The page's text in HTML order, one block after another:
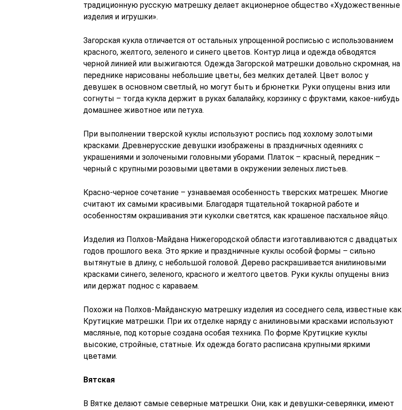
традиционную русскую матрешку делает акционерное общество «Художественные
изделия и игрушки».
Загорская кукла отличается от остальных упрощенной росписью с использованием
красного, желтого, зеленого и синего цветов. Контур лица и одежда обводятся
черной линией или выжигаются. Одежда Загорской матрешки довольно скромная, на
переднике нарисованы небольшие цветы, без мелких деталей. Цвет волос у
девушек в основном светлый, но могут быть и брюнетки. Руки опущены вниз или
согнуты – тогда кукла держит в руках балалайку, корзинку с фруктами, какое-нибудь
домашнее животное или петуха.
При выполнении тверской куклы используют роспись под хохлому золотыми
красками. Древнерусские девушки изображены в праздничных одеяниях с
украшениями и золочеными головными уборами. Платок – красный, передник –
черный с крупными розовыми цветами в окружении зеленых листьев.
Красно-черное сочетание – узнаваемая особенность тверских матрешек. Многие
считают их самыми красивыми. Благодаря тщательной токарной работе и
особенностям окрашивания эти куколки светятся, как крашеное пасхальное яйцо.
Изделия из Полхов-Майдана Нижегородской области изготавливаются с двадцатых
годов прошлого века. Это яркие и праздничные куклы особой формы – сильно
вытянутые в длину, с небольшой головой. Дерево раскрашивается анилиновыми
красками синего, зеленого, красного и желтого цветов. Руки куклы опущены вниз
или держат поднос с караваем.
Похожи на Полхов-Майданскую матрешку изделия из соседнего села, известные как
Крутицкие матрешки. При их отделке наряду с анилиновыми красками используют
масляные, под которые создана особая техника. По форме Крутицкие куклы
высокие, стройные, статные. Их одежда богато расписана крупными яркими
цветами.
Вятская
В Вятке делают самые северные матрешки. Они, как и девушки-северянки, имеют